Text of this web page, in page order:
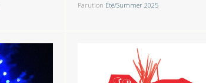
Parution Été/Summer 2025